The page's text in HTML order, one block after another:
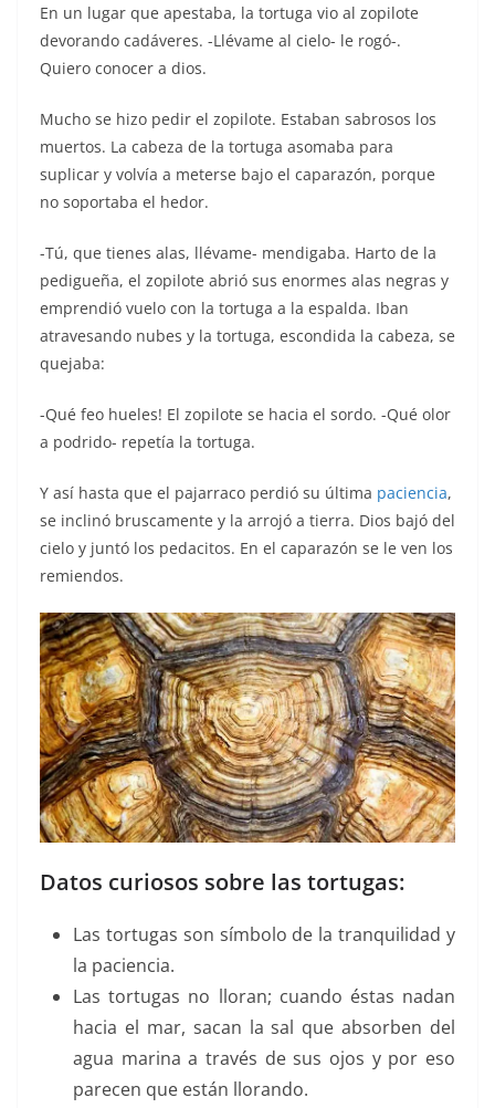
En un lugar que apestaba, la tortuga vio al zopilote
devorando cadáveres. -Llévame al cielo- le rogó-.
Quiero conocer a dios.
Mucho se hizo pedir el zopilote. Estaban sabrosos los
muertos. La cabeza de la tortuga asomaba para
suplicar y volvía a meterse bajo el caparazón, porque
no soportaba el hedor.
-Tú, que tienes alas, llévame- mendigaba. Harto de la
pedigueña, el zopilote abrió sus enormes alas negras y
emprendió vuelo con la tortuga a la espalda. Iban
atravesando nubes y la tortuga, escondida la cabeza, se
quejaba:
-Qué feo hueles! El zopilote se hacia el sordo. -Qué olor
a podrido- repetía la tortuga.
Y así hasta que el pajarraco perdió su última paciencia,
se inclinó bruscamente y la arrojó a tierra. Dios bajó del
cielo y juntó los pedacitos. En el caparazón se le ven los
remiendos.
Datos curiosos sobre las tortugas:
Las tortugas son símbolo de la tranquilidad y
la paciencia.
Las tortugas no lloran; cuando éstas nadan
hacia el mar, sacan la sal que absorben del
agua marina a través de sus ojos y por eso
parecen que están llorando.